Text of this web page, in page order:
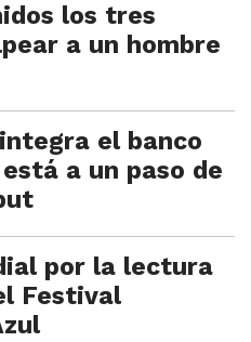
los tres
a un hombre
el banco
a un paso de
por la lectura
Festival